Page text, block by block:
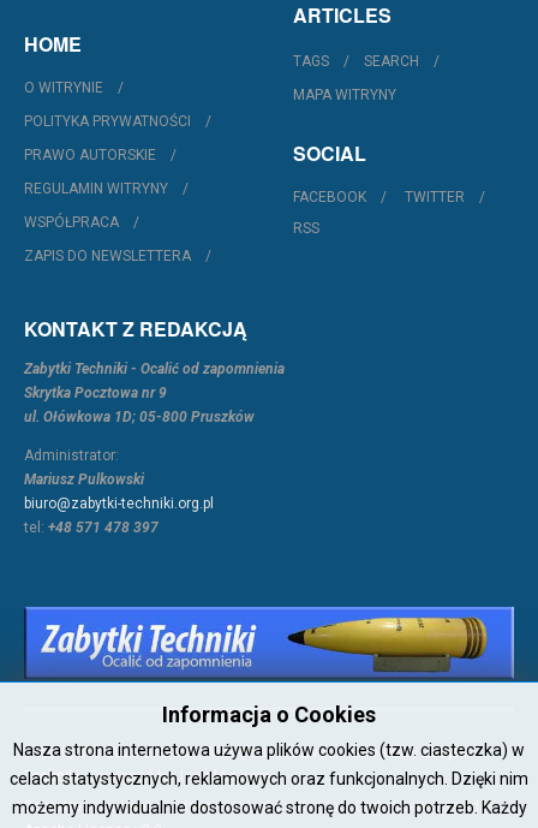
Informacja o Cookies
Nasza strona internetowa używa plików cookies (tzw. ciasteczka) w
celach statystycznych, reklamowych oraz funkcjonalnych. Dzięki nim
możemy indywidualnie dostosować stronę do twoich potrzeb. Każdy
HOME
O WITRYNIE
POLITYKA PRYWATNOŚCI
PRAWO AUTORSKIE
REGULAMIN WITRYNY
WSPÓŁPRACA
ZAPIS DO NEWSLETTERA
ARTICLES
TAGS
SEARCH
MAPA WITRYNY
SOCIAL
FACEBOOK
TWITTER
RSS
KONTAKT Z REDAKCJĄ
Zabytki Techniki - Ocalić od zapomnienia
Skrytka Pocztowa nr 9
ul. Ołówkowa 1D; 05-800 Pruszków
Administrator:
Mariusz Pulkowski
biuro@zabytki-techniki.org.pl
tel: +48 571 478 397
Copyright © 2026 Joomla!. All Rights Reserved. Powered byZabytki-
Techniki- Designed by JoomlArt.com.
Bootstrapis a front-end framework of Twitter, Inc. Code licensed under